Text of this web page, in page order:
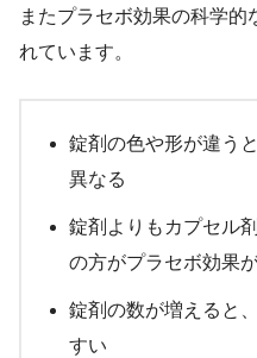
またプラセボ効果の科学的
れています。
錠剤の色や形が違う
異なる
錠剤よりもカプセル
の方がプラセボ効果
錠剤の数が増えると
すい